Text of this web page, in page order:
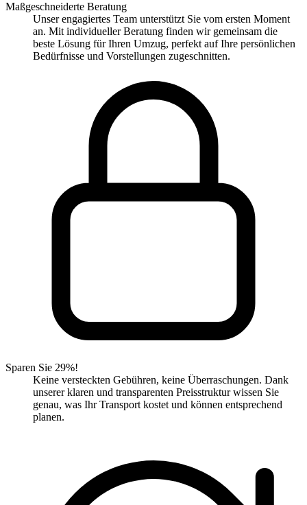
Maßgeschneiderte Beratung
Unser engagiertes Team unterstützt Sie vom ersten Moment
an. Mit individueller Beratung finden wir gemeinsam die
beste Lösung für Ihren Umzug, perfekt auf Ihre persönlichen
Bedürfnisse und Vorstellungen zugeschnitten.
Sparen Sie 29%!
Keine versteckten Gebühren, keine Überraschungen. Dank
unserer klaren und transparenten Preisstruktur wissen Sie
genau, was Ihr Transport kostet und können entsprechend
planen.